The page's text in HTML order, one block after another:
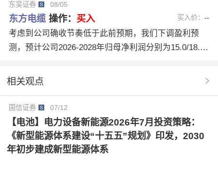
东吴证券 08/05
东方电缆 操作： 买入 买入价：--
考虑到公司确收节奏低于此前预期，我们下调盈利预
测，预计公司2026-2028年归母净利润分别为15.0/18.4/
17.6%/22.7%/31.2%，对应PE分别为22.0/17.9/13.6
持高增长，中长期成长逻辑未变，维持“买入”评级。
相关观点
国信证券 07/12
【电池】电力设备新能源2026年7月投资策略：
《新型能源体系建设“十五五”规划》印发，2030
年初步建成新型能源体系